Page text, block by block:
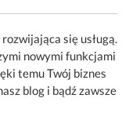
się usługą.
nowymi funkcjami
temu Twój biznes
blog i bądź zawsze